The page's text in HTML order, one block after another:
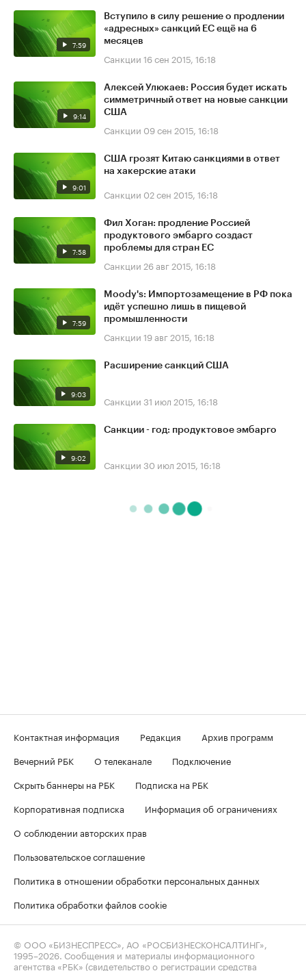
7:59
Вступило в силу решение о продлении
«адресных» санкций ЕС ещё на 6
месяцев
Санкции 16 сен 2015, 16:18
9:14
Алексей Улюкаев: Россия будет искать
симметричный ответ на новые санкции
США
Санкции 09 сен 2015, 16:18
9:01
США грозят Китаю санкциями в ответ
на хакерские атаки
Санкции 02 сен 2015, 16:18
7:58
Фил Хоган: продление Россией
продуктового эмбарго создаст
проблемы для стран ЕС
Санкции 26 авг 2015, 16:18
7:59
Moody's: Импортозамещение в РФ пока
идёт успешно лишь в пищевой
промышленности
Санкции 19 авг 2015, 16:18
9:03
Расширение санкций США
Санкции 31 июл 2015, 16:18
9:02
Санкции - год: продуктовое эмбарго
Санкции 30 июл 2015, 16:18
Контактная информация Редакция
Архив программ
Вечерний РБК
О телеканале
Подключение
Скрыть баннеры на РБК
Подписка на РБК
Корпоративная подписка
Информация об ограничениях
О соблюдении авторских прав
Пользовательское соглашение
Политика в отношении обработки персональных данных
Политика обработки файлов cookie
© ООО «БИЗНЕСПРЕСС», АО «РОСБИЗНЕСКОНСАЛТИНГ»,
1995–2026. Сообщения и материалы информационного
агентства «РБК» (свидетельство о регистрации средства